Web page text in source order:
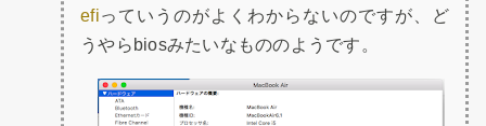
efiっていうのがよくわからないのですが、ど
うやらbiosみたいなもののようです。